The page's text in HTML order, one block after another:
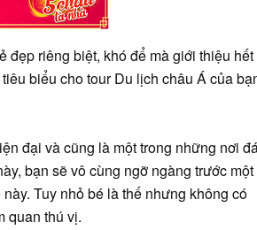
riêng biệt, khó để mà giới thiệu
biểu cho tour Du lịch châu Á của
đại và cũng là một trong những nơi
bạn sẽ vô cùng ngỡ ngàng trước một
Tuy nhỏ bé là thế nhưng không có
quan thú vị.